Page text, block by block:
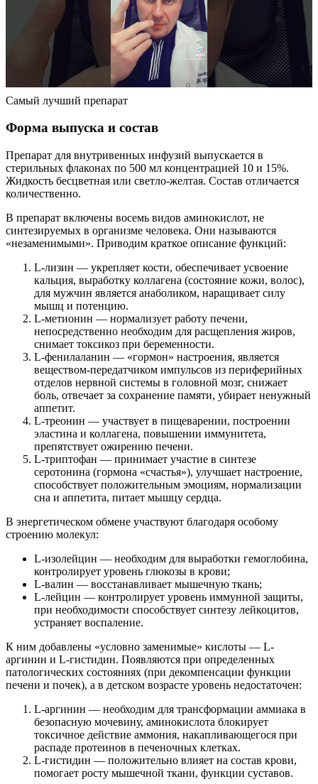
Самый лучший препарат
Форма выпуска и состав
Препарат для внутривенных инфузий выпускается в
стерильных флаконах по 500 мл концентрацией 10 и 15%.
Жидкость бесцветная или светло-желтая. Состав отличается
количественно.
В препарат включены восемь видов аминокислот, не
синтезируемых в организме человека. Они называются
«незаменимыми». Приводим краткое описание функций:
L-лизин — укрепляет кости, обеспечивает усвоение
кальция, выработку коллагена (состояние кожи, волос),
для мужчин является анаболиком, наращивает силу
мышц и потенцию.
L-метионин — нормализует работу печени,
непосредственно необходим для расщепления жиров,
снимает токсикоз при беременности.
L-фенилаланин — «гормон» настроения, является
веществом-передатчиком импульсов из периферийных
отделов нервной системы в головной мозг, снижает
боль, отвечает за сохранение памяти, убирает ненужный
аппетит.
L-треонин — участвует в пищеварении, построении
эластина и коллагена, повышении иммунитета,
препятствует ожирению печени.
L-триптофан — принимает участие в синтезе
серотонина (гормона «счастья»), улучшает настроение,
способствует положительным эмоциям, нормализации
сна и аппетита, питает мышцу сердца.
В энергетическом обмене участвуют благодаря особому
строению молекул:
L-изолейцин — необходим для выработки гемоглобина,
контролирует уровень глюкозы в крови;
L-валин — восстанавливает мышечную ткань;
L-лейцин — контролирует уровень иммунной защиты,
при необходимости способствует синтезу лейкоцитов,
устраняет воспаление.
К ним добавлены «условно заменимые» кислоты — L-
аргинин и L-гистидин. Появляются при определенных
патологических состояниях (при декомпенсации функции
печени и почек), а в детском возрасте уровень недостаточен:
L-аргинин — необходим для трансформации аммиака в
безопасную мочевину, аминокислота блокирует
токсичное действие аммония, накапливающегося при
распаде протеинов в печеночных клетках.
L-гистидин — положительно влияет на состав крови,
помогает росту мышечной ткани, функции суставов.